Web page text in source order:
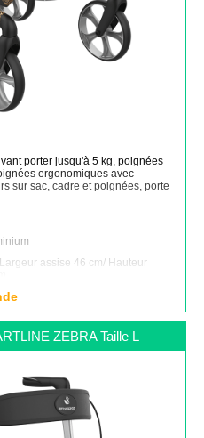
porter jusqu'à 5 kg, poignées
ergonomiques avec
sur sac, cadre et poignées, porte
assise 46 cm/ Hauteur
ZEBRA Taille L